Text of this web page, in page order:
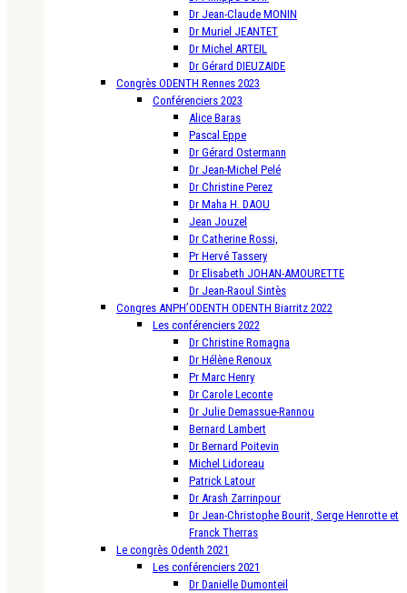
Dr Jean-Claude MONIN
Dr Muriel JEANTET
Dr Michel ARTEIL
Dr Gérard DIEUZAIDE
Congrès ODENTH Rennes 2023
Conférenciers 2023
Alice Baras
Pascal Eppe
Dr Gérard Ostermann
Dr Jean-Michel Pelé
Dr Christine Perez
Dr Maha H. DAOU
Jean Jouzel
Dr Catherine Rossi,
Pr Hervé Tassery
Dr Elisabeth JOHAN-AMOURETTE
Dr Jean-Raoul Sintès
Congres ANPH’ODENTH ODENTH Biarritz 2022
Les conférenciers 2022
Dr Christine Romagna
Dr Hélène Renoux
Pr Marc Henry
Dr Carole Leconte
Dr Julie Demassue-Rannou
Bernard Lambert
Dr Bernard Poitevin
Michel Lidoreau
Patrick Latour
Dr Arash Zarrinpour
Dr Jean-Christophe Bourit, Serge Henrotte et
Franck Therras
Le congrès Odenth 2021
Les conférenciers 2021
Dr Danielle Dumonteil